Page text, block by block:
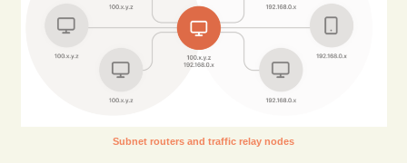
Subnet routers and traffic relay nodes